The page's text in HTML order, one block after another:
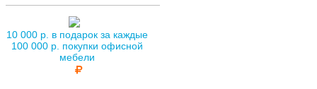
10 000 р. в подарок за каждые
100 000 р. покупки офисной
мебели